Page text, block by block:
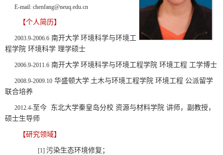
E-mail: chenfang@neuq.edu.cn
【个人简历】
2003.9-2006.6 南开大学 环境科学与环境工
程学院 环境科学 理学硕士
2006.9-2011.6 南开大学 环境科学与环境工程学院 环境工程 工学博士
2008.9-2009.10 华盛顿大学 土木与环境工程学院 环境工程 公派留学
联合培养
2012.4-至今 东北大学秦皇岛分校 资源与材料学院 讲师，副教授，
硕士生导师
【研究领域】
[1] 污染生态环境修复；